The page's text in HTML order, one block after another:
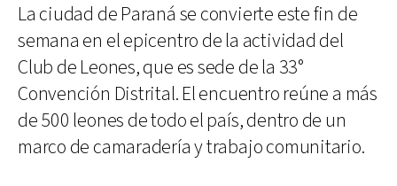
La ciudad de Paraná se convierte este fin de
semana en el epicentro de la actividad del
Club de Leones, que es sede de la 33°
Convención Distrital. El encuentro reúne a más
de 500 leones de todo el país, dentro de un
marco de camaradería y trabajo comunitario.